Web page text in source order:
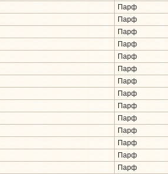
Парф
Парф
Парф
Парф
Парф
Парф
Парф
Парф
Парф
Парф
Парф
Парф
Парф
Парф